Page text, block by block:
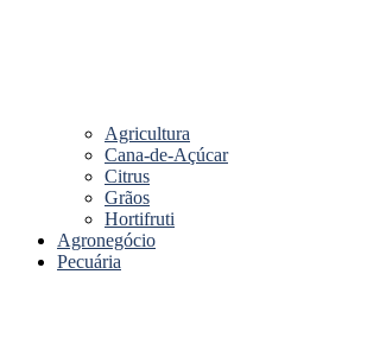
Agricultura
Cana-de-Açúcar
Citrus
Grãos
Hortifruti
Agronegócio
Pecuária